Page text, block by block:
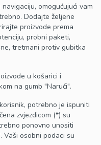
omogućujući vam
Dodajte željene
proizvode prema
probni paketi,
tretmani protiv gubitka
u košarici i
na gumb "Naruči".
potrebno je ispuniti
zvjezdicom (*) su
ponovno unositi
Vaši osobni podaci su